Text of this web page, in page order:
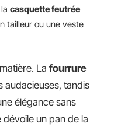
casquette feutrée
tailleur ou une veste
La fourrure
audacieuses, tandis
élégance sans
un pan de la